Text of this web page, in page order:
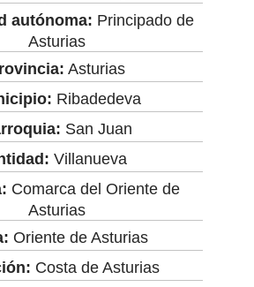
autónoma: Principado de
Asturias
Asturias
Ribadedeva
San Juan
Villanueva
Comarca del Oriente de
Asturias
Oriente de Asturias
Costa de Asturias